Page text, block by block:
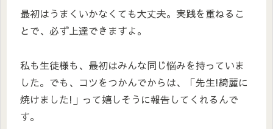
最初はうまくいかなくても大丈夫。実践を重ねるこ
とで、必ず上達できますよ。
私も生徒様も、最初はみんな同じ悩みを持っていま
した。でも、コツをつかんでからは、「先生!綺麗に
焼けました!」って嬉しそうに報告してくれるんで
す。